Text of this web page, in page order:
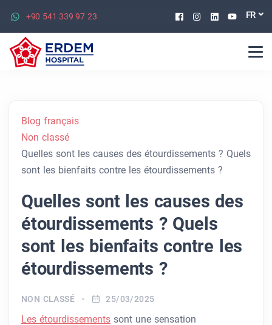
+90 541 339 97 23 Facebook
Instagram
Linkedin
FR
Blog français
Non classé
Quelles sont les causes des étourdissements ? Quels
sont les bienfaits contre les étourdissements ?
Quelles sont les causes des
étourdissements ? Quels
sont les bienfaits contre les
étourdissements ?
NON CLASSÉ 25/03/2025
Les étourdissements sont une sensation